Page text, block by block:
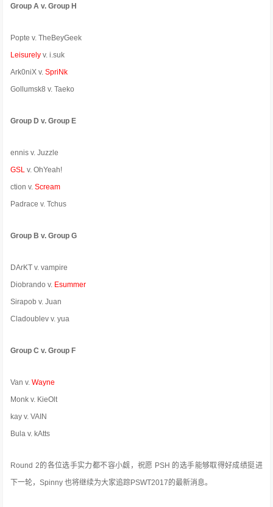
Group A v. Group H
Popte v. TheBeyGeek
Leisurely v. i.suk
Ark0niX v.SpriNk
Gollumsk8 v. Taeko
Group D v. Group E
ennis v. Juzzle
GSL v. OhYeah!
ction v.Scream
Padrace v. Tchus
Group B v. Group G
DArKT v. vampire
Diobrando v. Esummer
Sirapob v. Juan
Cladoublev v. yua
Group C v. Group F
Van v.Wayne
Monk v. KieOlt
kay v. VAIN
Bula v. kAtts
Round 2的各位选手实力都不容小觑，祝愿 PSH 的选手能够取得好成绩挺进
下一轮，Spinny 也将继续为大家追踪PSWT2017的最新消息。